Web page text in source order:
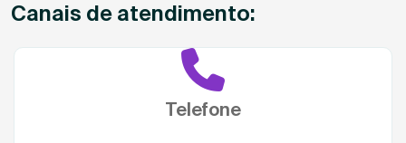
Canais de atendimento:
Telefone